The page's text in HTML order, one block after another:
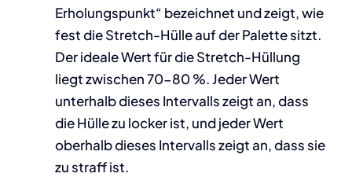
Erholungspunkt“ bezeichnet und zeigt, wie
fest die Stretch-Hülle auf der Palette sitzt.
Der ideale Wert für die Stretch-Hüllung
liegt zwischen 70-80 %. Jeder Wert
unterhalb dieses Intervalls zeigt an, dass
die Hülle zu locker ist, und jeder Wert
oberhalb dieses Intervalls zeigt an, dass sie
zu straff ist.